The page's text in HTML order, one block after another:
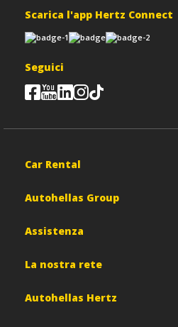
Scarica l'app Hertz Connect
Seguici
Car Rental
Autohellas Group
Assistenza
La nostra rete
Autohellas Hertz